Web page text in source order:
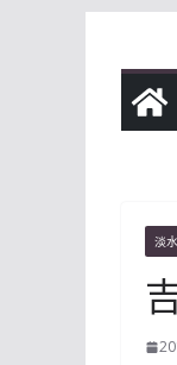
content
淡水